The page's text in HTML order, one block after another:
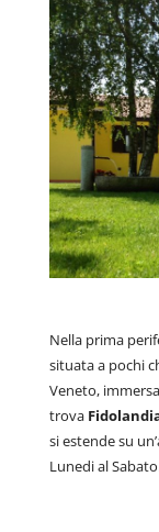
Nella prima
situata a pochi
Veneto,
trova
si estende su
Lunedi al